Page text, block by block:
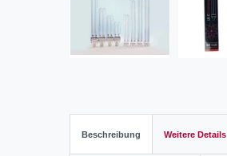
Beschreibung Weitere Details